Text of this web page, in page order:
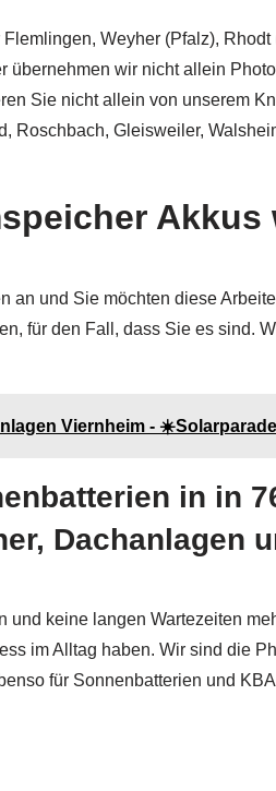
Weyher (Pfalz),
übernehmen wir nicht allein
Sie nicht allein von unserem
Roschbach, Gleisweiler,
an und Sie möchten diese
für den Fall, dass Sie es sind.
Viernheim -
in in
Dachanlagen
und keine langen Wartezeiten
im Alltag haben. Wir sind die
für Sonnenbatterien und